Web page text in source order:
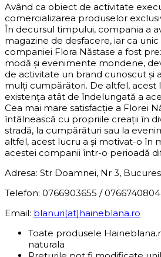
Având ca obiect de activitate
comercializarea produselor
În decursul timpului, compania a
magazine de desfacere, iar ca
companiei Flora Năstase a fost
modă și evenimente mondene,
de activitate un brand cunoscut și
mulți cumpărători. De altfel, acest
existența atât de îndelungată a
Cea mai mare satisfacție a Florei
întâlnească cu propriile creații în
stradă, la cumpărături sau la
altfel, acest lucru a și motivat-o în
acestei companii într-o perioadă
Adresa: Str Doamnei, Nr 3,
Telefon: 0766903655 / 0766740804
Email: blanuri[at]haineblana.ro
Toate produsele
naturala